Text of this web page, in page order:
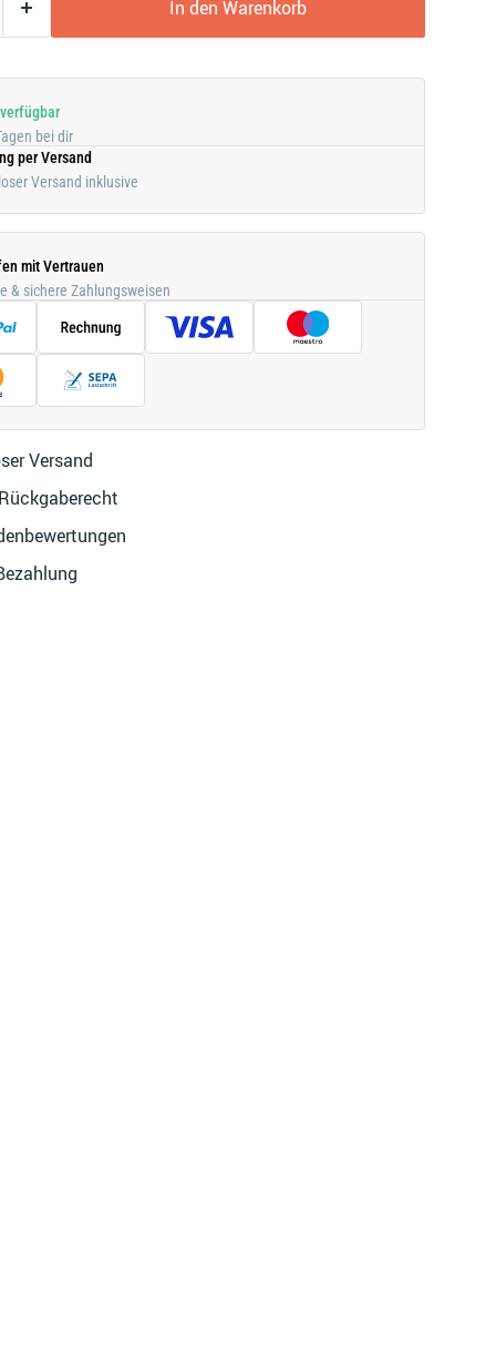
In den Warenkorb
bei dir
per Versand
Versand inklusive
mit Vertrauen
& sichere Zahlungsweisen
Versand